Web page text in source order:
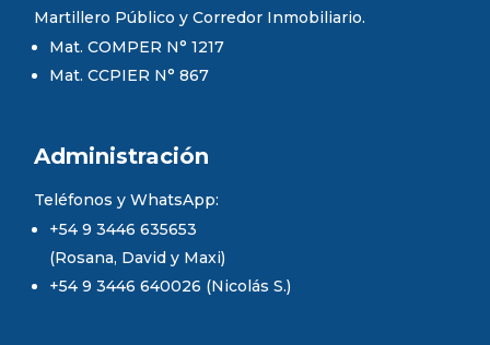
Martillero Público y Corredor Inmobiliario.
Mat. COMPER N° 1217
Mat. CCPIER N° 867
Administración
Teléfonos y WhatsApp:
+54 9 3446 635653
(Rosana, David y Maxi)
+54 9 3446 640026 (Nicolás S.)